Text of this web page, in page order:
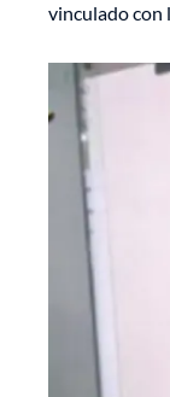
vinculado con